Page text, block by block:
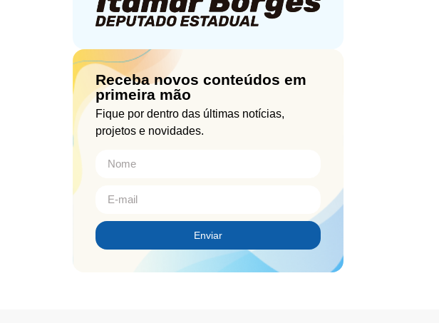
Receba novos conteúdos em
primeira mão
Fique por dentro das últimas notícias,
projetos e novidades.
Enviar